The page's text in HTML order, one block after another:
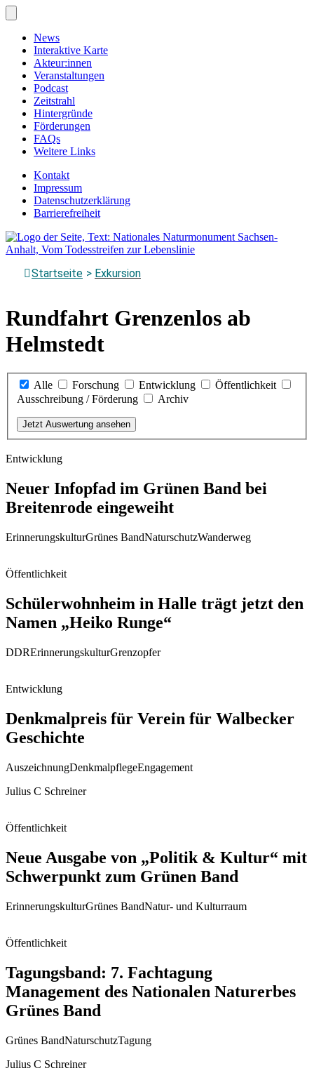
Zum
Hauptinhalt
springenNews
Interaktive Karte
Akteur:innen
Veranstaltungen
Podcast
Zeitstrahl
Hintergründe
Förderungen
FAQs
Weitere Links
Kontakt
Impressum
Datenschutzerklärung
Barrierefreiheit
Menü
schließen
Startseite > Exkursion
Rundfahrt Grenzenlos ab
Helmstedt
Alle Forschung Entwicklung
Öffentlichkeit
Ausschreibung / Förderung
Archiv
Jetzt Auswertung ansehen
Entwicklung
Neuer Infopfad im Grünen Band bei
Breitenrode eingeweiht
ErinnerungskulturGrünes BandNaturschutzWanderweg
Öffentlichkeit
Schülerwohnheim in Halle trägt jetzt den
Namen „Heiko Runge“
DDRErinnerungskulturGrenzopfer
Entwicklung
Denkmalpreis für Verein für Walbecker
Geschichte
AuszeichnungDenkmalpflegeEngagement
Julius C Schreiner
Öffentlichkeit
Neue Ausgabe von „Politik & Kultur“ mit
Schwerpunkt zum Grünen Band
ErinnerungskulturGrünes BandNatur- und Kulturraum
Öffentlichkeit
Tagungsband: 7. Fachtagung
Management des Nationalen Naturerbes
Grünes Band
Grünes BandNaturschutzTagung
Julius C Schreiner